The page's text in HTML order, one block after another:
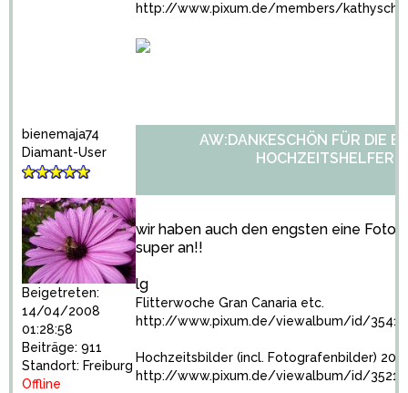
http://www.pixum.de/members/
bienemaja74
Diamant-User
Beigetreten:
14/04/2008
01:28:58
Beiträge: 911
Standort: Freiburg
Offline
AW:DANKESCHÖN FÜR DIE
HOCHZEITSHELFER!?
wir haben auch den engsten eine
super an!!
lg
Flitterwoche Gran Canaria etc.
http://www.pixum.de/viewalbum/id/
Hochzeitsbilder (incl. Fotografenbilder)
http://www.pixum.de/viewalbum/id/